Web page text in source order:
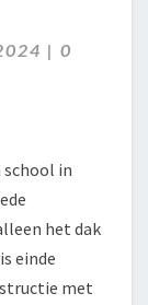
| 0
school in
het dak
einde
met